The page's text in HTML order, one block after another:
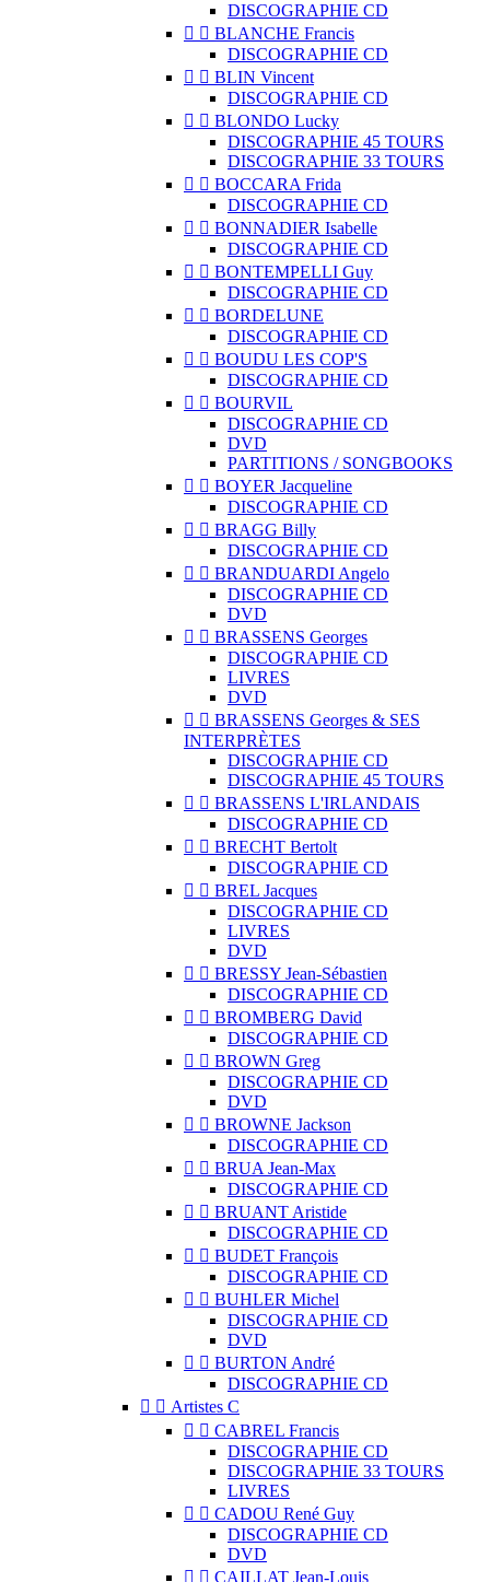
DISCOGRAPHIE CD
  BLANCHE Francis
DISCOGRAPHIE CD
  BLIN Vincent
DISCOGRAPHIE CD
  BLONDO Lucky
DISCOGRAPHIE 45 TOURS
DISCOGRAPHIE 33 TOURS
  BOCCARA Frida
DISCOGRAPHIE CD
  BONNADIER Isabelle
DISCOGRAPHIE CD
  BONTEMPELLI Guy
DISCOGRAPHIE CD
  BORDELUNE
DISCOGRAPHIE CD
  BOUDU LES COP'S
DISCOGRAPHIE CD
  BOURVIL
DISCOGRAPHIE CD
DVD
PARTITIONS / SONGBOOKS
  BOYER Jacqueline
DISCOGRAPHIE CD
  BRAGG Billy
DISCOGRAPHIE CD
  BRANDUARDI Angelo
DISCOGRAPHIE CD
DVD
  BRASSENS Georges
DISCOGRAPHIE CD
LIVRES
DVD
  BRASSENS Georges & SES
INTERPRÈTES
DISCOGRAPHIE CD
DISCOGRAPHIE 45 TOURS
  BRASSENS L'IRLANDAIS
DISCOGRAPHIE CD
  BRECHT Bertolt
DISCOGRAPHIE CD
  BREL Jacques
DISCOGRAPHIE CD
LIVRES
DVD
  BRESSY Jean-Sébastien
DISCOGRAPHIE CD
  BROMBERG David
DISCOGRAPHIE CD
  BROWN Greg
DISCOGRAPHIE CD
DVD
  BROWNE Jackson
DISCOGRAPHIE CD
  BRUA Jean-Max
DISCOGRAPHIE CD
  BRUANT Aristide
DISCOGRAPHIE CD
  BUDET François
DISCOGRAPHIE CD
  BUHLER Michel
DISCOGRAPHIE CD
DVD
  BURTON André
DISCOGRAPHIE CD
  Artistes C
  CABREL Francis
DISCOGRAPHIE CD
DISCOGRAPHIE 33 TOURS
LIVRES
  CADOU René Guy
DISCOGRAPHIE CD
DVD
  CAILLAT Jean-Louis